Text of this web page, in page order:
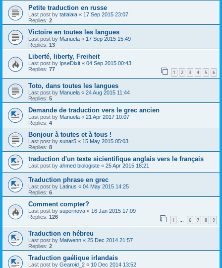
Petite traduction en russe
Last post by tatlalala « 17 Sep 2015 23:07
Replies: 2
Victoire en toutes les langues
Last post by Manuela « 17 Sep 2015 15:49
Replies: 13
Liberté, liberty, Freiheit
Last post by IpseDixit « 04 Sep 2015 00:43
Replies: 77 1 2 3 4 5 6
Toto, dans toutes les langues
Last post by Manuela « 24 Aug 2015 11:44
Replies: 5
Demande de traduction vers le grec ancien
Last post by Manuela « 21 Apr 2017 10:07
Replies: 4
Bonjour à toutes et à tous !
Last post by sunar5 « 15 May 2015 05:03
Replies: 8
traduction d'un texte sicientifique anglais vers le français
Last post by ahmed biologiste « 25 Apr 2015 18:21
Traduction phrase en grec
Last post by Latinus « 04 May 2015 14:25
Replies: 6
Comment compter?
Last post by supernova « 16 Jan 2015 17:09
Replies: 126 1 … 6 7 8 9
Traduction en hébreu
Last post by Maïwenn « 25 Dec 2014 21:57
Replies: 2
Traduction gaélique irlandais
Last post by Gearoid_2 « 10 Dec 2014 13:52